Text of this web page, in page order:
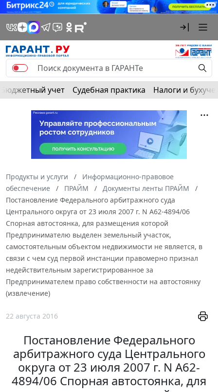
Бюджетный учет Судебная практика Налоги и
Продукты и услуги
Информационно-правовое
обеспечение
ПРАЙМ
Документы ленты ПРАЙМ
Постановление Федерального арбитражного суда
Центрального округа от 23 июля 2007 г. N А62-4894/06
Спорная автостоянка, для размещения которой
Предпринимателю выделен земельный участок,
самостоятельным объектом недвижимости не является, в
связи с чем суд первой инстанции правомерно признал
недействительным зарегистрированное за
Предпринимателем право собственности на автостоянку
(извлечение)
22 августа 2016
Постановление Федерального
арбитражного суда Центрального
округа от 23 июля 2007 г. N А62-
4894/06 Спорная автостоянка, для